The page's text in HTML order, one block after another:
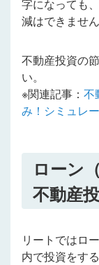
字になっても
減はできません
不動産投資の
い。
※関連記事： 不
み！シミュレ
ローン
不動産
リートではロ
内で投資をす